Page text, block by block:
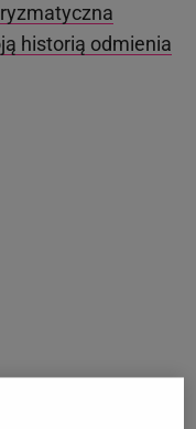
historią odmienia